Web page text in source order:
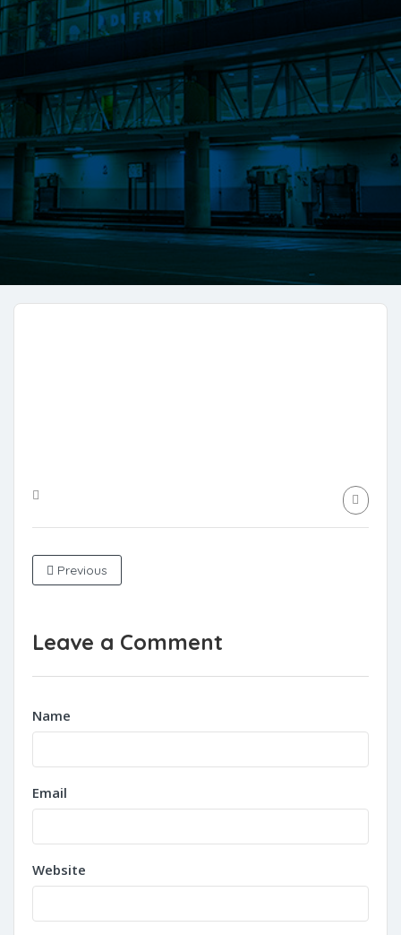
Previous
Leave a Comment
Name
Email
Website